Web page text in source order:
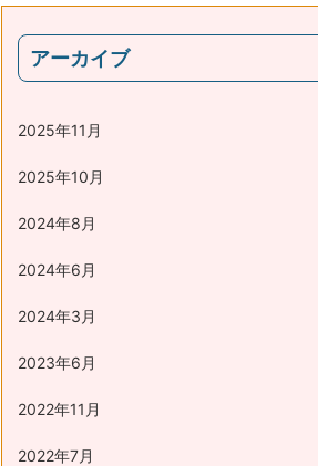
アーカイブ
2025年11月
2025年10月
2024年8月
2024年6月
2024年3月
2023年6月
2022年11月
2022年7月